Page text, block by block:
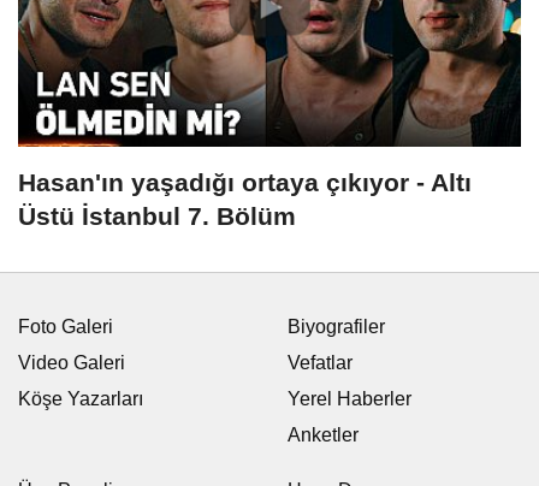
Hasan'ın yaşadığı ortaya çıkıyor - Altı
Üstü İstanbul 7. Bölüm
Foto Galeri
Video Galeri
Köşe Yazarları
Biyografiler
Vefatlar
Yerel Haberler
Anketler